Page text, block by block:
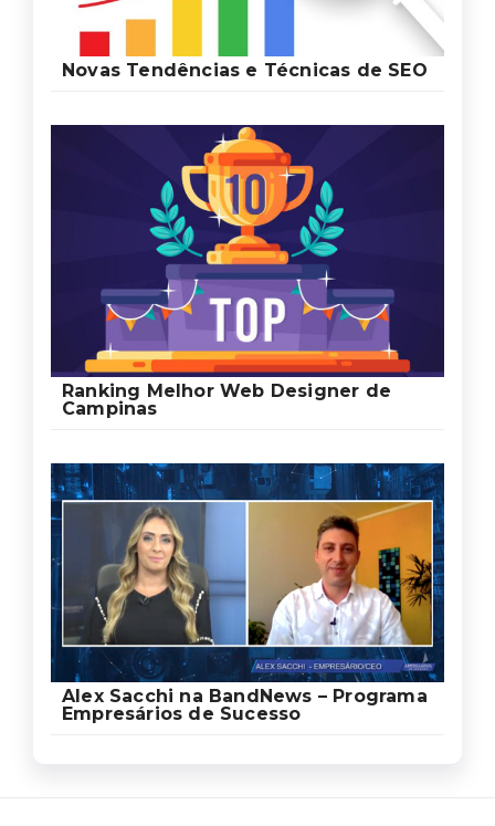
Novas Tendências e Técnicas de SEO
Ranking Melhor Web Designer de
Campinas
Alex Sacchi na BandNews – Programa
Empresários de Sucesso